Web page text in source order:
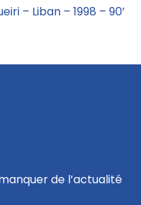
– Liban – 1998 – 90’
de l’actualité